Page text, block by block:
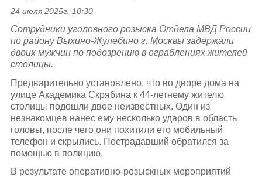
24 июля 2025г. 10:30
Сотрудники уголовного розыска Отдела МВД России
по району Выхино-Жулебино г. Москвы задержали
двоих мужчин по подозрению в ограблениях жителей
столицы.
Предварительно установлено, что во дворе дома на
улице Академика Скрябина к 44-летнему жителю
столицы подошли двое неизвестных. Один из
незнакомцев нанес ему несколько ударов в область
головы, после чего они похитили его мобильный
телефон и скрылись. Пострадавший обратился за
помощью в полицию.
В результате оперативно-розыскных мероприятий